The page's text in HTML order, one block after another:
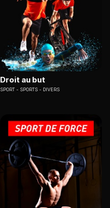
Droit au but
SPORT SPORTS - DIVERS